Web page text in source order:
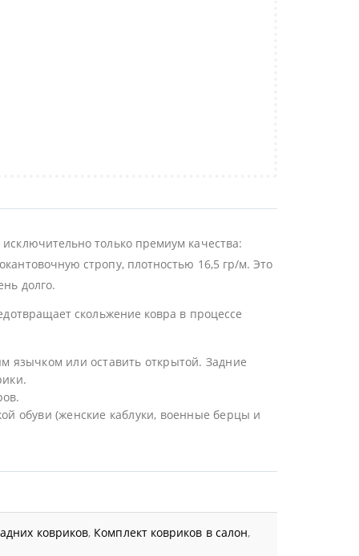
только премиум качества:
стропу, плотностью 16,5 гр/м. Это
долго.
скольжение ковра в процессе
язычком или оставить открытой. Задние
обуви (женские каблуки, военные берцы и
ковриков, Комплект ковриков в салон,